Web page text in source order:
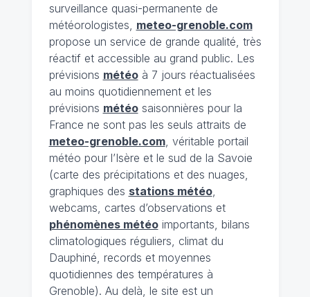
surveillance quasi-permanente de
météorologistes, meteo-grenoble.com
propose un service de grande qualité, très
réactif et accessible au grand public. Les
prévisions météoà 7 jours réactualisées
au moins quotidiennement et les
prévisions météosaisonnières pour la
France ne sont pas les seuls attraits de
meteo-grenoble.com, véritable portail
météo pour l’Isère et le sud de la Savoie
(carte des précipitations et des nuages,
graphiques des stations météo,
webcams, cartes d’observations et
phénomènes météoimportants, bilans
climatologiques réguliers, climat du
Dauphiné, records et moyennes
quotidiennes des températures à
Grenoble). Au delà, le site est un